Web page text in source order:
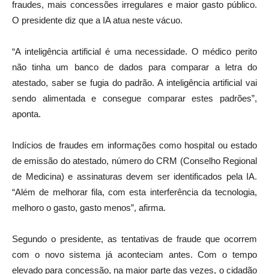
fraudes, mais concessões irregulares e maior gasto público.
O presidente diz que a IA atua neste vácuo.
“A inteligência artificial é uma necessidade. O médico perito
não tinha um banco de dados para comparar a letra do
atestado, saber se fugia do padrão. A inteligência artificial vai
sendo alimentada e consegue comparar estes padrões”,
aponta.
Indícios de fraudes em informações como hospital ou estado
de emissão do atestado, número do CRM (Conselho Regional
de Medicina) e assinaturas devem ser identificados pela IA.
“Além de melhorar fila, com esta interferência da tecnologia,
melhoro o gasto, gasto menos”, afirma.
Segundo o presidente, as tentativas de fraude que ocorrem
com o novo sistema já aconteciam antes. Com o tempo
elevado para concessão, na maior parte das vezes, o cidadão